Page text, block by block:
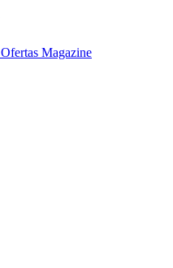
Ofertas Magazine